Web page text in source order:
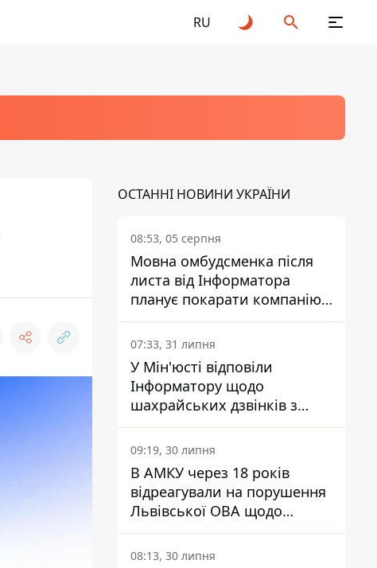
RU
ОСТАННІ НОВИНИ УКРАЇНИ
08:53, 05 серпня
Мовна омбудсменка після
листа від Інформатора
планує покарати компанію-
підрядника ПриватБанку
07:33, 31 липня
У Мін'юсті відповіли
Інформатору щодо
шахрайських дзвінків з
камери Сумського СІЗО так,
що ніхто нічого не зрозумів
09:19, 30 липня
В АМКУ через 18 років
відреагували на порушення
Львівської ОВА щодо
харчування у закладах
освіти
08:13, 30 липня